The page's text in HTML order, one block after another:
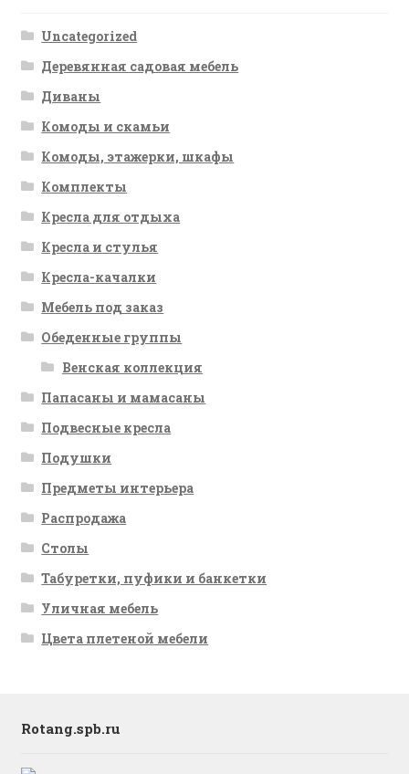
Uncategorized
Деревянная садовая мебель
Диваны
Комоды и скамьи
Комоды, этажерки, шкафы
Комплекты
Кресла для отдыха
Кресла и стулья
Кресла-качалки
Мебель под заказ
Обеденные группы
Венская коллекция
Папасаны и мамасаны
Подвесные кресла
Подушки
Предметы интерьера
Распродажа
Столы
Табуретки, пуфики и банкетки
Уличная мебель
Цвета плетеной мебели
Rotang.spb.ru